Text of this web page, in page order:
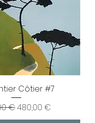
Côtier #7
€Prix promotionnel
480,00 €